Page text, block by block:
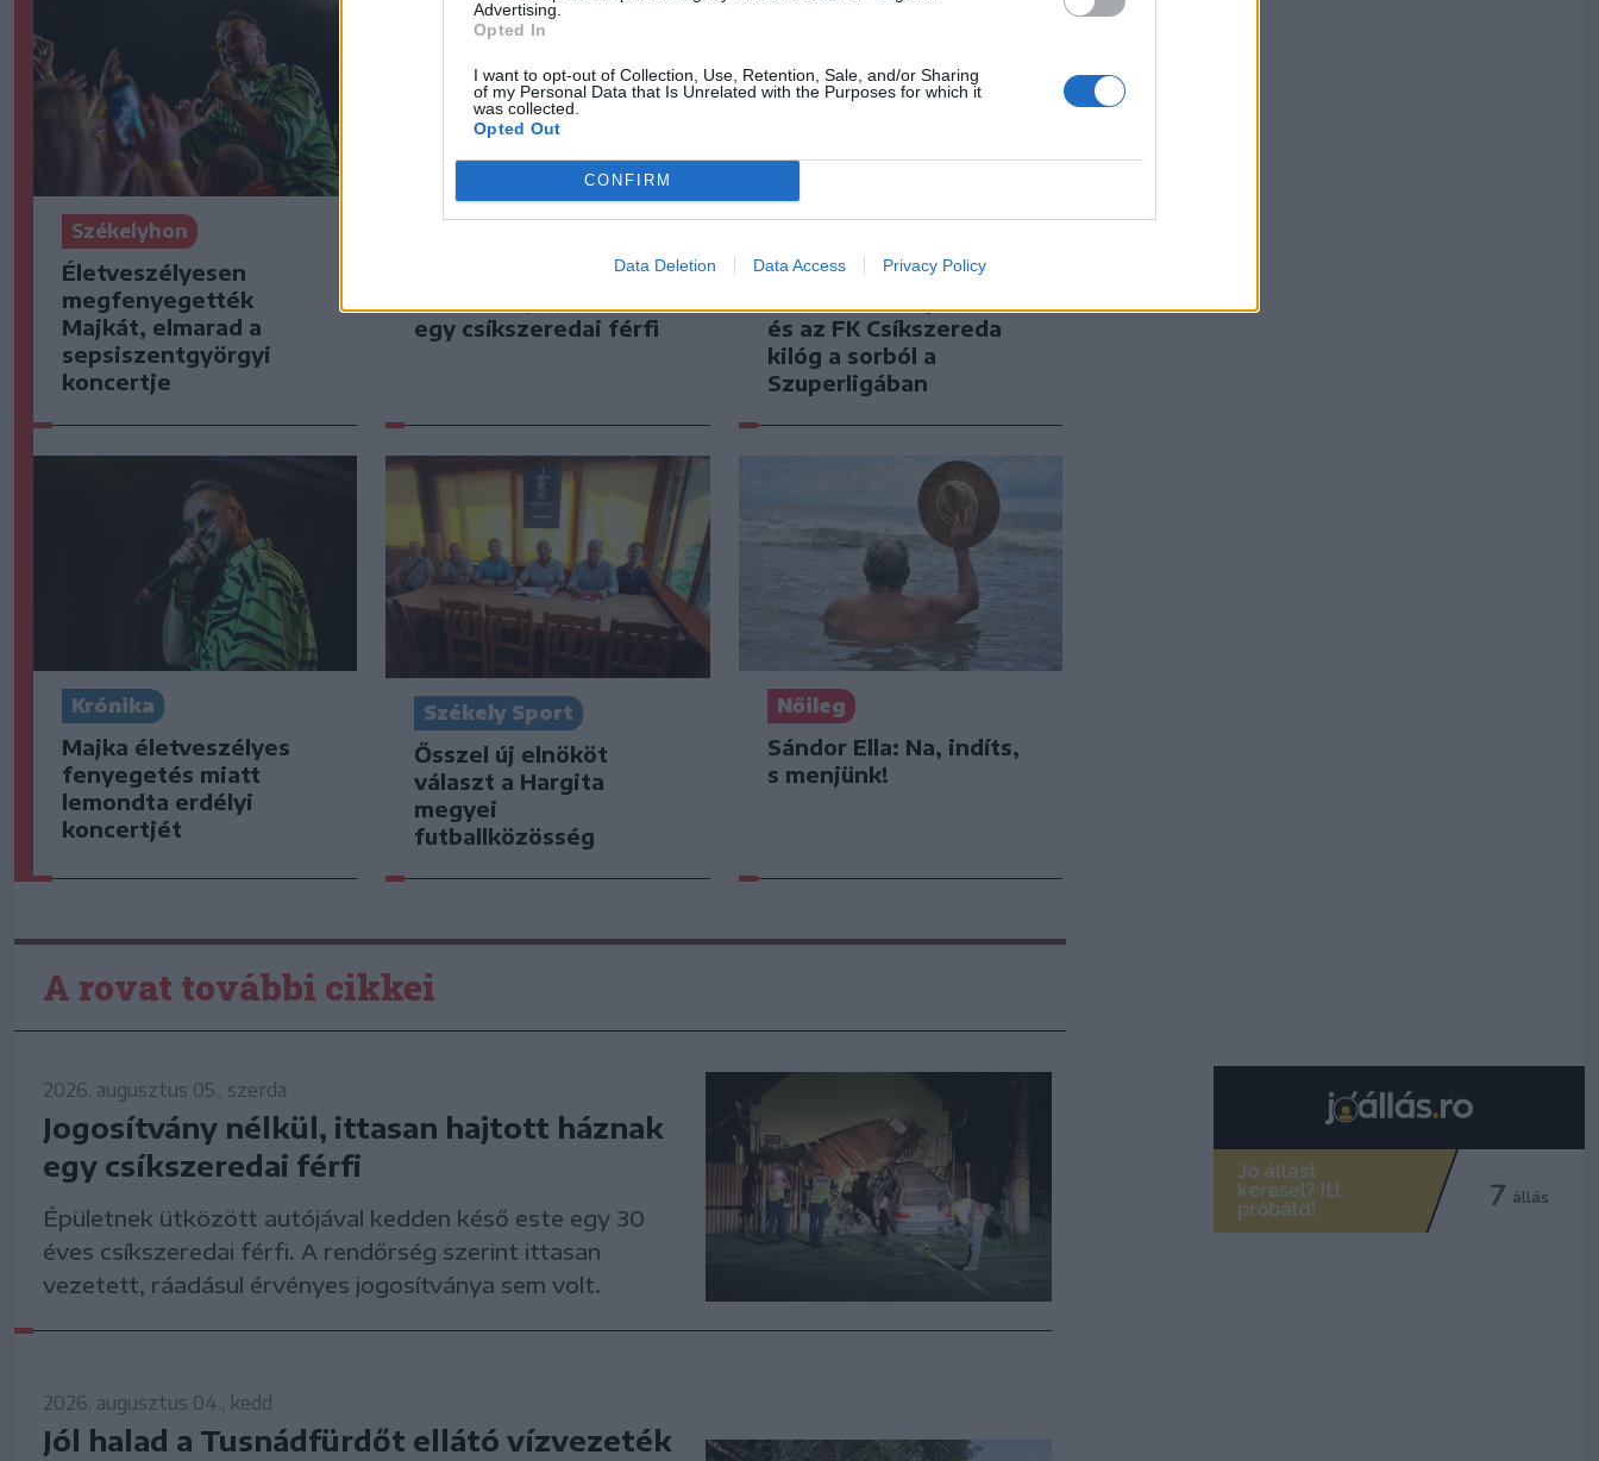
Advertising.
Opted In
I want to opt-out of Collection, Use, Retention, Sale, and/or Sharing
of my Personal Data that Is Unrelated with the Purposes for which it
was collected.
Opted Out
CONFIRM
Data Deletion Data Access Privacy Policy
Székelyhon
Életveszélyesen
megfenyegették
Majkát, elmarad a
sepsiszentgyörgyi
koncertje
Jogosítvány nélkül,
egy csíkszeredai férfi
Szembementek a
és az FK Csíkszereda
kilóg a sorból a
Szuperligában
Krónika
Majka életveszélyes
fenyegetés miatt
lemondta erdélyi
koncertjét
Székely Sport
Ősszel új elnököt
választ a Hargita
megyei
futballközösség
Nőileg
Sándor Ella: Na, indíts,
s menjünk!
A rovat további cikkei
2026. augusztus 05., szerda
Jogosítvány nélkül, ittasan hajtott háznak
egy csíkszeredai férfi
Épületnek ütközött autójával kedden késő este egy 30
éves csíkszeredai férfi. A rendőrség szerint ittasan
vezetett, ráadásul érvényes jogosítványa sem volt.
2026. augusztus 04., kedd
Jól halad a Tusnádfürdőt ellátó vízvezeték